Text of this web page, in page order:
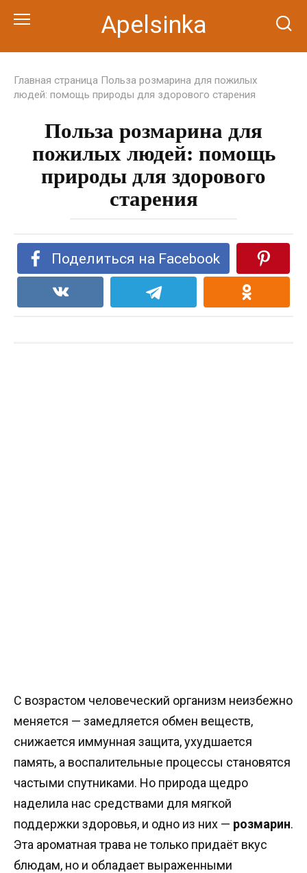
Apelsinka
Главная страница Польза розмарина для пожилых
людей: помощь природы для здорового старения
Польза розмарина для
пожилых людей: помощь
природы для здорового
старения
Поделиться на Facebook
С возрастом человеческий организм неизбежно
меняется — замедляется обмен веществ,
снижается иммунная защита, ухудшается
память, а воспалительные процессы становятся
частыми спутниками. Но природа щедро
наделила нас средствами для мягкой
поддержки здоровья, и одно из них — розмарин.
Эта ароматная трава не только придаёт вкус
блюдам, но и обладает выраженными